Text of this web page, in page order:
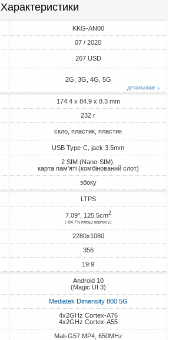
Характеристики
KKG-AN00
07 / 2020
267 USD
2G, 3G, 4G, 5G
детальніше ↓
174.4 x 84.9 x 8.3 mm
232 г
скло, пластик, пластик
USB Type-C, jack 3.5mm
2 SIM (Nano-SIM),
карта пам'яті (комбінований слот)
збоку
LTPS
7.09", 125.5cm2
(~84.7% площі корпусу)
2280x1080
356
19:9
Android 10
(Magic UI 3)
Mediatek Dimensity 800 5G
4x2GHz Cortex-A76
4x2GHz Cortex-A55
Mali-G57 MP4, 650MHz